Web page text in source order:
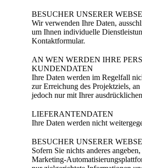
BESUCHER UNSERER
Wir verwenden Ihre Daten,
um Ihnen individuelle
Kontaktformular.
AN WEN WERDEN IHRE
KUNDENDATEN
Ihre Daten werden im Regelfall
zur Erreichung des Projektziels,
jedoch nur mit Ihrer
LIEFERANTENDATEN
Ihre Daten werden nicht
BESUCHER UNSERER
Sofern Sie nichts anderes
Marketing-